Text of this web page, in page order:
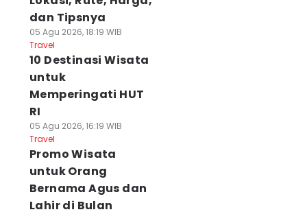
dan Tipsnya
05 Agu 2026, 18:19 WIB
Travel
10 Destinasi Wisata
untuk
Memperingati HUT
RI
05 Agu 2026, 16:19 WIB
Travel
Promo Wisata
untuk Orang
Bernama Agus dan
Lahir di Bulan